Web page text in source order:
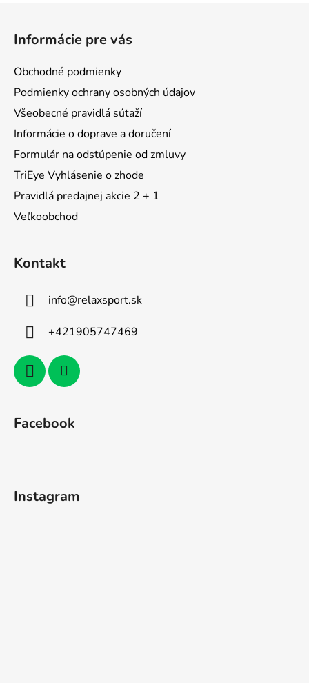
Informácie pre vás
Obchodné podmienky
Podmienky ochrany osobných údajov
Všeobecné pravidlá súťaží
Informácie o doprave a doručení
Formulár na odstúpenie od zmluvy
TriEye Vyhlásenie o zhode
Pravidlá predajnej akcie 2 + 1
Veľkoobchod
Kontakt
info@relaxsport.sk
+421905747469
Facebook
Instagram